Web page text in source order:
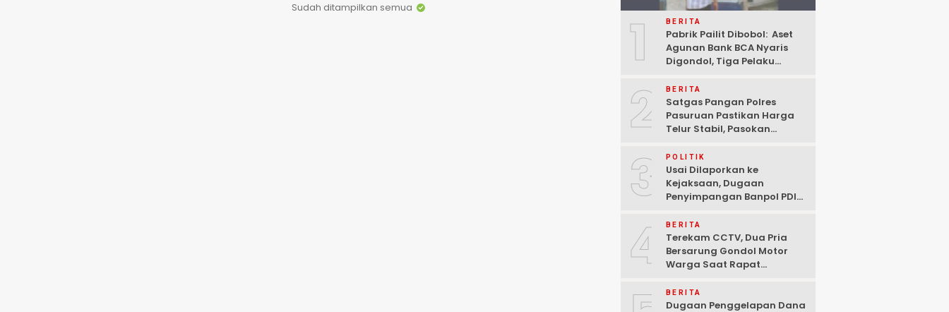
Sudah ditampilkan semua
1 BERITA
Pabrik Pailit Dibobol: Aset
Agunan Bank BCA Nyaris
Digondol, Tiga Pelaku
Pasuruan
2 BERITA
Satgas Pangan Polres
Pasuruan Pastikan Harga
Telur Stabil, Pasokan
Kekhawatiran Fluktuasi
3 POLITIK
Usai Dilaporkan ke
Kejaksaan, Dugaan
Penyimpangan Banpol PDIP
Tuntas “6 Eks Ketua PAC
Cabut Laporan”
4 BERITA
Terekam CCTV, Dua Pria
Bersarung Gondol Motor
Warga Saat Rapat
BERITA
Dugaan Penggelapan Dana